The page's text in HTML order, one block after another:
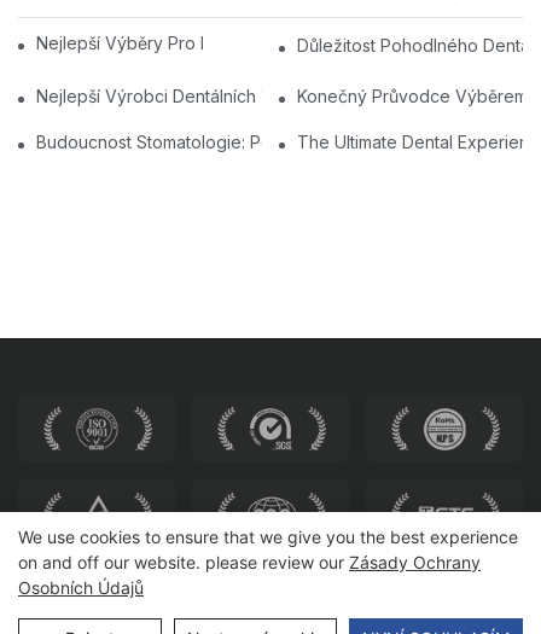
Nejlepší Výběry Pro Nejlepší Lékařské ŽidleDůležitost Pohodlného
Nejlepší Výrobci Dentálních Židlí V Číně: Inovace A Kvalita
Konečný Průvodce Výběrem
Budoucnost Stomatologie: Personalizované Moderní Zubní
The Ultimate Dental
We use cookies to ensure that we give you the best experience
on and off our website. please review our Zásady Ochrany
Osobních Údajů